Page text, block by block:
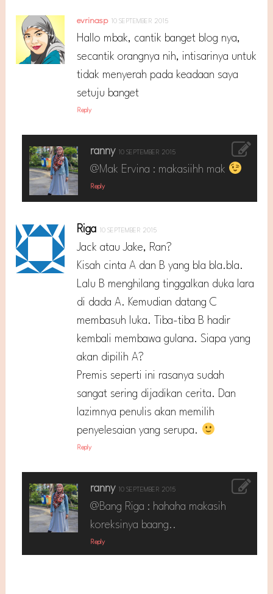
evrinasp 10 SEPTEMBER 2015
Hallo mbak, cantik banget blog nya,
secantik orangnya nih, intisarinya untuk
tidak menyerah pada keadaan saya
setuju banget
Reply
ranny 10 SEPTEMBER 2015
@Mak Ervina : makasiihh mak
Reply
Riga 10 SEPTEMBER 2015
Jack atau Jake, Ran?
Kisah cinta A dan B yang bla bla.bla.
Lalu B menghilang tinggalkan duka lara
di dada A. Kemudian datang C
membasuh luka. Tiba-tiba B hadir
kembali membawa gulana. Siapa yang
akan dipilih A?
Premis seperti ini rasanya sudah
sangat sering dijadikan cerita. Dan
lazimnya penulis akan memilih
penyelesaian yang serupa.
Reply
ranny 10 SEPTEMBER 2015
@Bang Riga : hahaha makasih
koreksinya baang..
Reply